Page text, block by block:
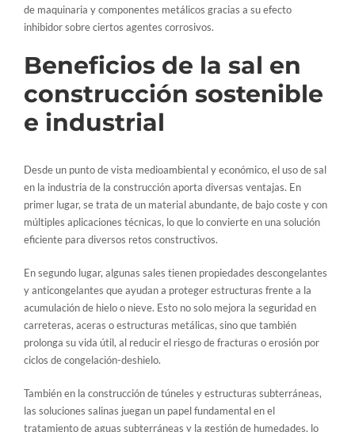
de maquinaria y componentes metálicos gracias a su efecto
inhibidor sobre ciertos agentes corrosivos.
Beneficios de la sal en
construcción sostenible
e industrial
Desde un punto de vista medioambiental y económico, el uso de sal
en la industria de la construcción aporta diversas ventajas. En
primer lugar, se trata de un material abundante, de bajo coste y con
múltiples aplicaciones técnicas, lo que lo convierte en una solución
eficiente para diversos retos constructivos.
En segundo lugar, algunas sales tienen propiedades descongelantes
y anticongelantes que ayudan a proteger estructuras frente a la
acumulación de hielo o nieve. Esto no solo mejora la seguridad en
carreteras, aceras o estructuras metálicas, sino que también
prolonga su vida útil, al reducir el riesgo de fracturas o erosión por
ciclos de congelación-deshielo.
También en la construcción de túneles y estructuras subterráneas,
las soluciones salinas juegan un papel fundamental en el
tratamiento de aguas subterráneas y la gestión de humedades, lo